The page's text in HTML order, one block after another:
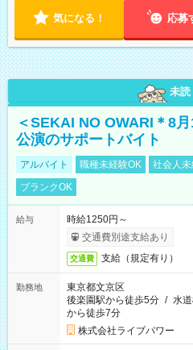
気になる！ 応募
未読
＜SEKAI NO OWARI＊8
公演のサポートバイト
アルバイト 職種未経験OK 社会人
ブランクOK
給与
時給1250円～
交通費別途支給あり
交通費 支給（規定有り）
勤務地
東京都文京区
後楽園駅から徒歩5分 / 水
から徒歩7分
株式会社ライブパワー